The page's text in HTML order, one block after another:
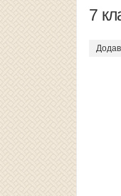
7
Додав